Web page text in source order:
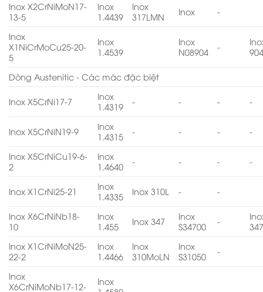
Inox X2CrNiMoN17-
13-5
Inox
1.4439
Inox
317LMN
Inox -
Inox
X1NiCrMoCu25-20-
5
Inox
1.4539
Inox
N08904
-
Dòng Austenitic - Các mác đặc biệt
Inox X5CrNi17-7
Inox
1.4319
- - - -
Inox X5CrNiN19-9
Inox
1.4315
- - - -
Inox X5CrNiCu19-6-
2
Inox
1.4640
- - - -
Inox X1CrNi25-21
Inox
1.4335
Inox 310L - -
Inox X6CrNiNb18-
10
Inox
1.455
Inox 347
Inox
S34700
-
Inox X1CrNiMoN25-
22-2
Inox
1.4466
Inox
310MoLN
Inox
S31050
-
Inox
X6CrNiMoNb17-12-
Inox